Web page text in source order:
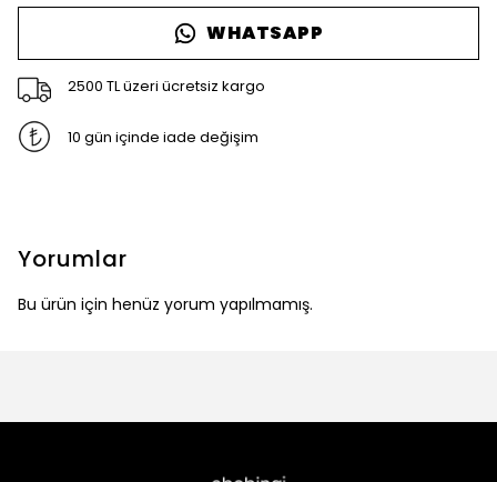
WHATSAPP
2500 TL üzeri ücretsiz kargo
10 gün içinde iade değişim
Yorumlar
Bu ürün için henüz yorum yapılmamış.